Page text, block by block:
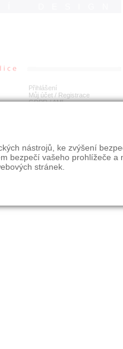
Přihlášení
Můj účet / Registrace
GDPR/AML
nástrojů, ke zvýšení
bezpečí vašeho prohlížeče a
stránek.